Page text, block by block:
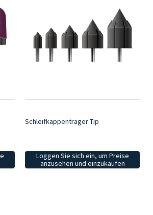
Schleifkappenträger Tip
Loggen Sie sich ein, um Preise
anzusehen und einzukaufen